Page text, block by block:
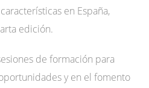
en España,
edición.
de formación para
y en el fomento